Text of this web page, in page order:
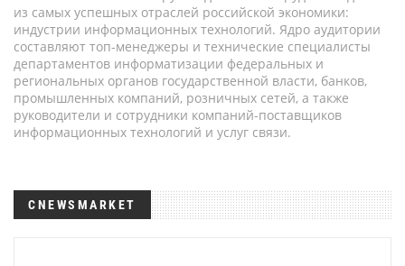
из самых успешных отраслей российской экономики:
индустрии информационных технологий. Ядро аудитории
составляют топ-менеджеры и технические специалисты
департаментов информатизации федеральных и
региональных органов государственной власти, банков,
промышленных компаний, розничных сетей, а также
руководители и сотрудники компаний-поставщиков
информационных технологий и услуг связи.
CNEWSMARKET